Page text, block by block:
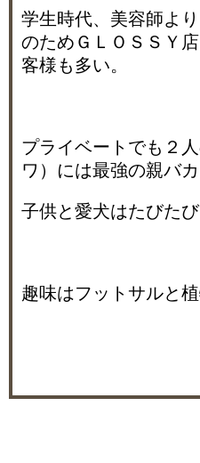
学生時代、美容師よ
のためＧＬＯＳＳＹ
客様も多い。
プライベートでも２
ワ）には最強の親バ
子供と愛犬はたびた
趣味はフットサルと